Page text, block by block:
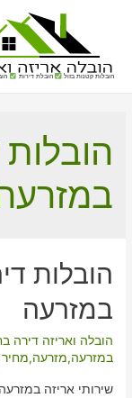
הובלות קטנות בזול הובלת דירות
הובלות
במזרעה
הובלה ואריזה דירה
במזרעה,מזרעה,
שירותי אריזה